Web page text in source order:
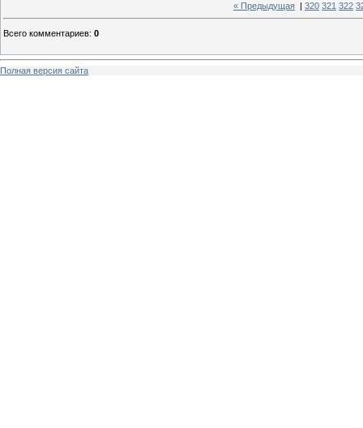
« Предыдущая 320 321 322
Всего комментариев: 0
Полная версия сайта